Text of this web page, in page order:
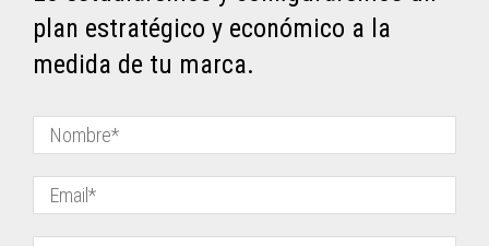
plan estratégico y económico a la
medida de tu marca.